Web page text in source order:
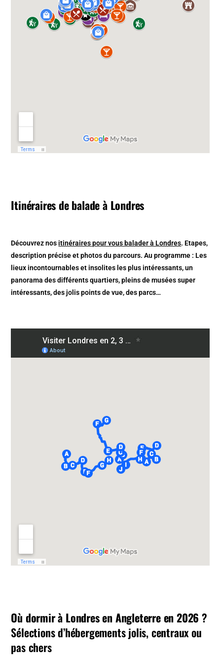
Itinéraires de balade à Londres
Découvrez nos itinéraires pour vous balader à Londres. Etapes,
description précise et photos du parcours. Au programme : Les
lieux incontournables et insolites les plus intéressants, un
panorama des différents quartiers, pleins de musées super
intéressants, des jolis points de vue, des parcs…
Où dormir à Londres en Angleterre en 2026?
Sélections d’hébergements jolis, centraux ou
pas chers